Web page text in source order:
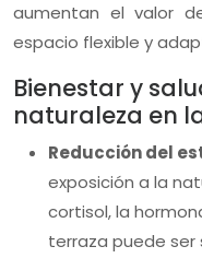
aumentan el valor
espacio flexible y
Bienestar y
naturaleza en
Reducción del
exposición a la
cortisol, la
terraza puede ser